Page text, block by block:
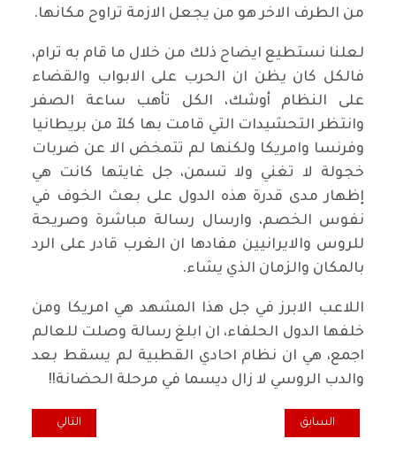
من الطرف الاخر هو من يجعل الازمة تراوح مكانها.
لعلنا نستطيع ايضاح ذلك من خلال ما قام به ترام،
فالكل كان يظن ان الحرب على الابواب والقضاء
على النظام أوشك، الكل تأهب ساعة الصفر
وانتظر التحشيدات التي قامت بها كلآ من بريطانيا
وفرنسا وامريكا ولكنها لم تتمخض الا عن ضربات
خجولة لا تغني ولا تسمن، جل غايتها كانت هي
إظهار مدى قدرة هذه الدول على بعث الخوف في
نفوس الخصم، وارسال رسالة مباشرة وصريحة
للروس والايرانيين مفادها ان الغرب قادر على الرد
بالمكان والزمان الذي يشاء.
اللاعب الابرز في جل هذا المشهد هي امريكا ومن
خلفها الدول الحلفاء، ان ابلغ رسالة وصلت للعالم
اجمع، هي ان نظام احادي القطبية لم يسقط بعد
والدب الروسي لا زال ديسما في مرحلة الحضانة!!
المقال السابق: تنتخب أو لا تنتخب
السابق المقال التالي:
التالي